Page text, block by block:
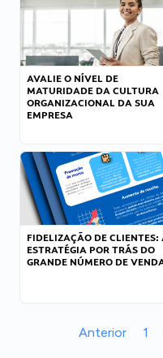
AVALIE O NÍVEL DE
MATURIDADE DA CULTURA
ORGANIZACIONAL DA SUA
EMPRESA
FIDELIZAÇÃO DE CLIENTES:
ESTRATÉGIA POR TRÁS DO
GRANDE NÚMERO DE
Anterior 1